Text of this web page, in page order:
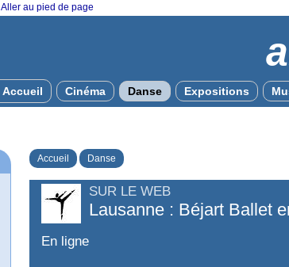
Aller au pied de page
Accueil Cinéma Danse Expositions
Accueil Danse
SUR LE WEB
Lausanne : Béjart Ballet
En ligne